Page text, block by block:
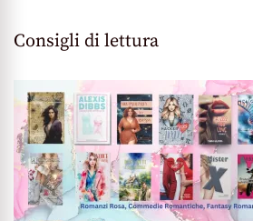
Consigli di lettura